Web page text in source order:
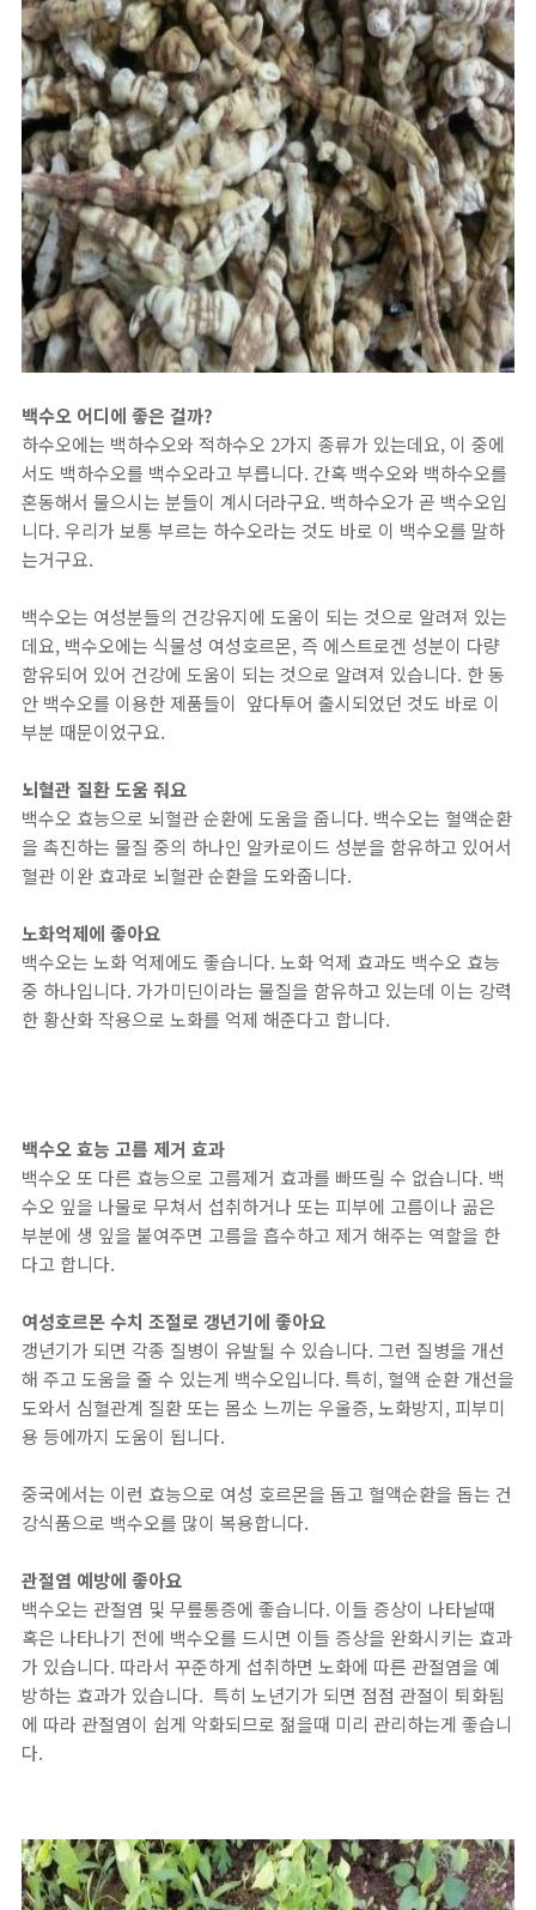
​백수오 어디에 좋은 걸까?
하수오에는 백하수오와 적하수오 2가지 종류가 있는데요, 이 중에
서도 백하수오를 백수오라고 부릅니다. 간혹 백수오와 백하수오를
혼동해서 물으시는 분들이 계시더라구요. 백하수오가 곧 백수오입
니다. 우리가 보통 부르는 하수오라는 것도 바로 이 백수오를 말하
는거구요.
백수오는 여성분들의 건강유지에 도움이 되는 것으로 알려져 있는
데요, 백수오에는 식물성 여성호르몬, 즉 에스트로겐 성분이 다량
함유되어 있어 건강에 도움이 되는 것으로 알려져 있습니다. 한 동
안 백수오를 이용한 제품들이 앞다투어 출시되었던 것도 바로 이
부분 때문이었구요.
뇌혈관 질환 도움 줘요
백수오 효능으로 뇌혈관 순환에 도움을 줍니다. 백수오는 혈액순환
을 촉진하는 물질 중의 하나인 알카로이드 성분을 함유하고 있어서
혈관 이완 효과로 뇌혈관 순환을 도와줍니다.
노화억제에 좋아요
백수오는 노화 억제에도 좋습니다. 노화 억제 효과도 백수오 효능
중 하나입니다. 가가미딘이라는 물질을 함유하고 있는데 이는 강력
한 황산화 작용으로 노화를 억제 해준다고 합니다.
백수오 효능 고름 제거 효과
백수오 또 다른 효능으로 고름제거 효과를 빠뜨릴 수 없습니다. 백
수오 잎을 나물로 무쳐서 섭취하거나 또는 피부에 고름이나 곪은
부분에 생 잎을 붙여주면 고름을 흡수하고 제거 해주는 역할을 한
다고 합니다.
여성호르몬 수치 조절로 갱년기에 좋아요
갱년기가 되면 각종 질병이 유발될 수 있습니다. 그런 질병을 개선
해 주고 도움을 줄 수 있는게 백수오입니다. 특히, 혈액 순환 개선을
도와서 심혈관계 질환 또는 몸소 느끼는 우울증, 노화방지, 피부미
용 등에까지 도움이 됩니다.
중국에서는 이런 효능으로 여성 호르몬을 돕고 혈액순환을 돕는 건
강식품으로 백수오를 많이 복용합니다.
관절염 예방에 좋아요
백수오는 관절염 및 무릎통증에 좋습니다. 이들 증상이 나타날때
혹은 나타나기 전에 백수오를 드시면 이들 증상을 완화시키는 효과
가 있습니다. 따라서 꾸준하게 섭취하면 노화에 따른 관절염을 예
방하는 효과가 있습니다. 특히 노년기가 되면 점점 관절이 퇴화됨
에 따라 관절염이 쉽게 악화되므로 젊을때 미리 관리하는게 좋습니
다.